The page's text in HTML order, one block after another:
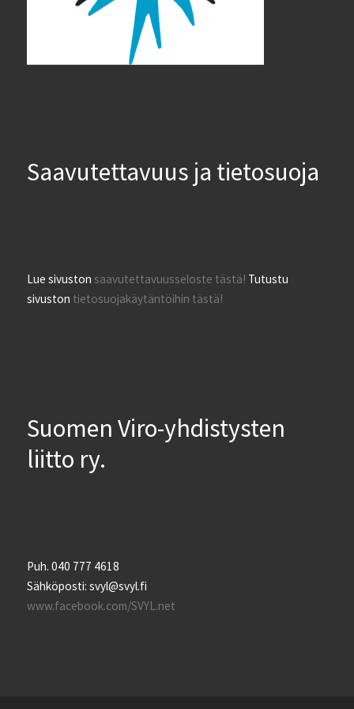
Saavutettavuus ja tietosuoja
Lue sivustonsaavutettavuusseloste tästä! Tutustu
sivuston tietosuojakäytäntöihin tästä!
Suomen Viro-yhdistysten
liitto ry.
Puh. 040 777 4618
Sähköposti: svyl@svyl.fi
www.facebook.com/SVYL.net